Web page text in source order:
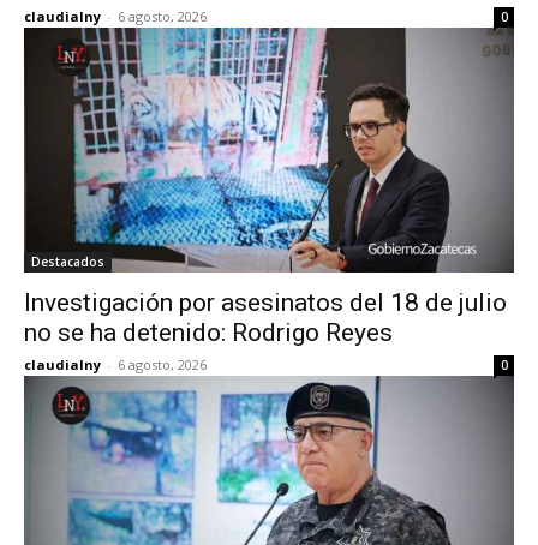
claudialny - 6 agosto, 2026 0
Destacados
Investigación por asesinatos del 18 de julio
no se ha detenido: Rodrigo Reyes
claudialny - 6 agosto, 2026 0